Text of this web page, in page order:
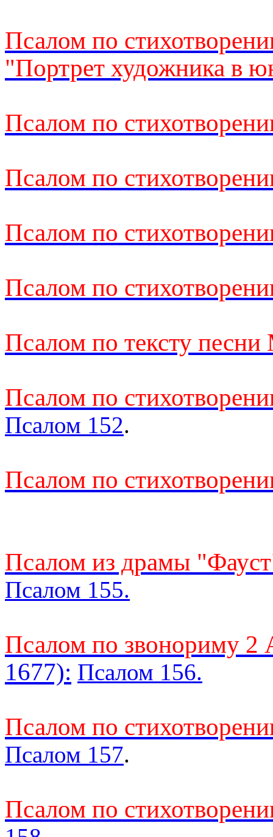
Псалом по
"Портрет художника в
Псалом по
Псалом по
Псалом по
Псалом по
Псалом по тексту
Псалом по
Псалом 152.
Псалом по
Псалом из драмы
Псалом 155.
Псалом по звонориму 2
1677): Псалом 156.
Псалом по
Псалом 157.
Псалом по